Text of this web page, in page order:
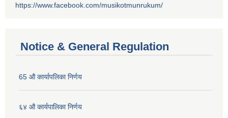
https://www.facebook.com/musikotmunrukum/
Notice & General Regulation
65 औ कार्यापलिका निर्णय
६४ औ कार्यपालिका निर्णय